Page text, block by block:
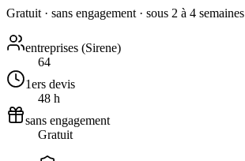
Gratuit · sans engagement · sous 2 à 4 semaines
entreprises (Sirene)
64
1ers devis
48 h
sans engagement
Gratuit